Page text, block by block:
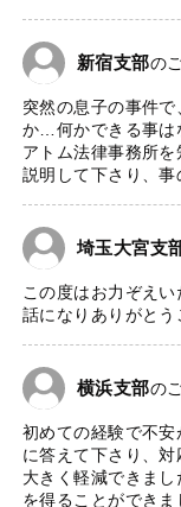
新宿支部の
突然の息子の事件
か…何かできる事は
アトム法律事務所を
説明して下さり、事
埼玉大宮支
この度はお力ぞえ
話になりありがとう
横浜支部の
初めての経験で不
に答えて下さり、
大きく軽減できま
を得ることができま